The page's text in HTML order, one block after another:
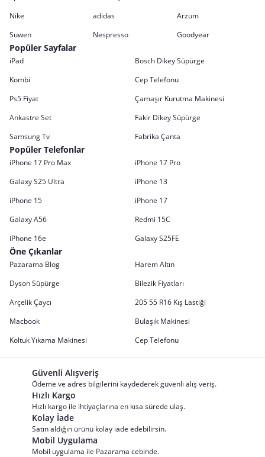
Nike
adidas
Arzum
Suwen
Nespresso Goodyear
Popüler Sayfalar
iPad
Bosch Dikey Süpürge
Kombi
Cep Telefonu
Ps5 Fiyat
Çamaşır Kurutma Makinesi
Ankastre Set
Fakir Dikey Süpürge
Samsung Tv
Fabrika Çanta
Popüler Telefonlar
iPhone 17 Pro Max
iPhone 17 Pro
Galaxy S25 Ultra
iPhone 13
iPhone 15
iPhone 17
Galaxy A56
Redmi 15C
iPhone 16e
Galaxy S25FE
Öne Çıkanlar
Pazarama Blog
Harem Altın
Dyson Süpürge
Bilezik Fiyatları
Arçelik Çaycı
205 55 R16 Kış Lastiği
Macbook
Bulaşık Makinesi
Koltuk Yıkama Makinesi
Cep Telefonu
Güvenli Alışveriş
Ödeme ve adres bilgilerini kaydederek güvenli alış veriş.
Hızlı Kargo
Hızlı kargo ile ihtiyaçlarına en kısa sürede ulaş.
Kolay İade
Satın aldığın ürünü kolay iade edebilirsin.
Mobil Uygulama
Mobil uygulama ile Pazarama cebinde.